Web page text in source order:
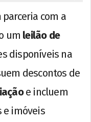
parceria com a
um leilão de
disponíveis na
descontos de
e incluem
e imóveis